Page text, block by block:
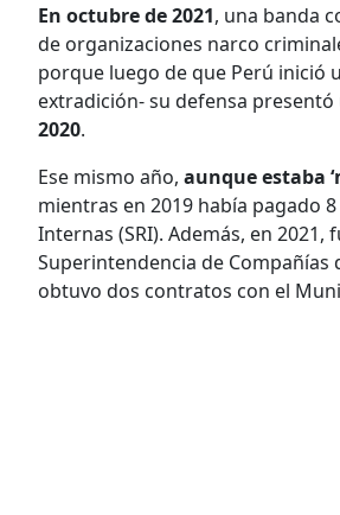
En octubre de 2021, una banda
de organizaciones narco
porque luego de que Perú inició
extradición- su defensa
2020.
Ese mismo año, aunque estaba
mientras en 2019 había pagado
Internas (SRI). Además, en
Superintendencia de Compañías
obtuvo dos contratos con el